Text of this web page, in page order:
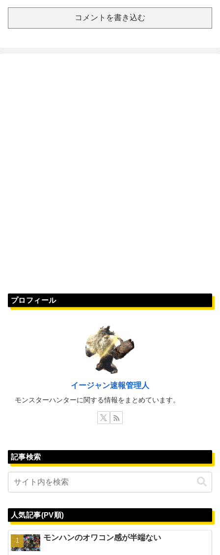
コメントを書き込む
プロフィール
イージャン速報管理人
モンスターハンターに関する情報をまとめています。
記事検索
人気記事(PV順)
モンハンのオワコン感が半端ない